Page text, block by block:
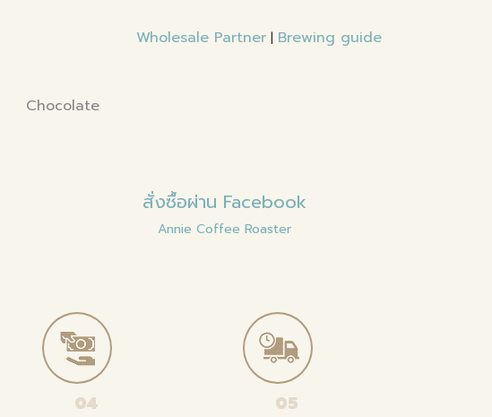
Chocolate
Wholesale Partner| Brewing guide
สั่งซื้อผ่าน Facebook
Annie Coffee Roaster
04 05